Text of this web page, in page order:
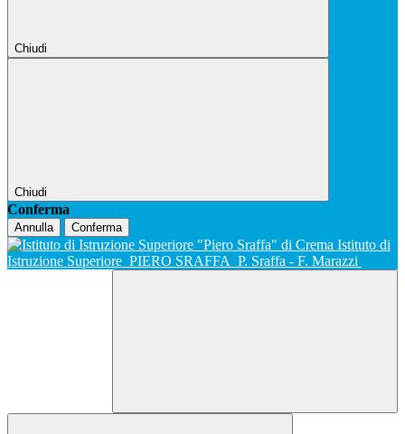
Chiudi
Chiudi
Conferma
Annulla Conferma
Istituto di
Istruzione Superiore PIERO SRAFFA P. Sraffa - F. Marazzi